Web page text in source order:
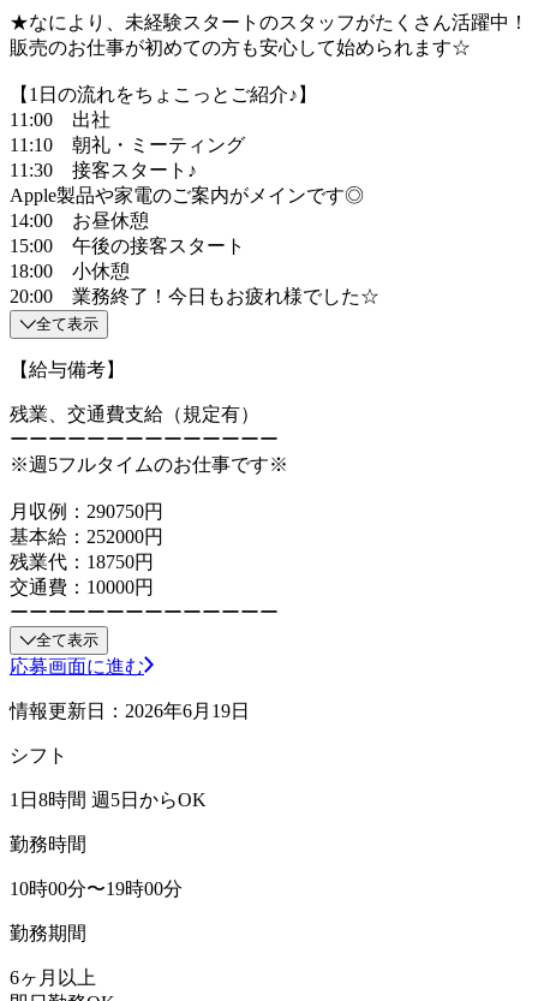
★なにより、未経験スタートのスタッフがたくさん活躍中！
販売のお仕事が初めての方も安心して始められます☆
【1日の流れをちょこっとご紹介♪】
11:00 出社
11:10 朝礼・ミーティング
11:30 接客スタート♪
Apple製品や家電のご案内がメインです◎
14:00 お昼休憩
15:00 午後の接客スタート
18:00 小休憩
20:00 業務終了！今日もお疲れ様でした☆
全て表示
【給与備考】
残業、交通費支給（規定有）
ーーーーーーーーーーーーーー
※週5フルタイムのお仕事です※
月収例：290750円
基本給：252000円
残業代：18750円
交通費：10000円
ーーーーーーーーーーーーーー
全て表示
応募画面に進む
情報更新日：2026年6月19日
シフト
1日8時間 週5日からOK
勤務時間
10時00分〜19時00分
勤務期間
6ヶ月以上